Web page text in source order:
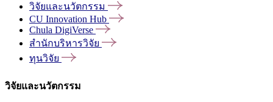
วิจัยและนวัตกรรม
CU Innovation Hub
Chula DigiVerse
สำนักบริหารวิจัย
ทุนวิจัย
วิจัยและนวัตกรรม